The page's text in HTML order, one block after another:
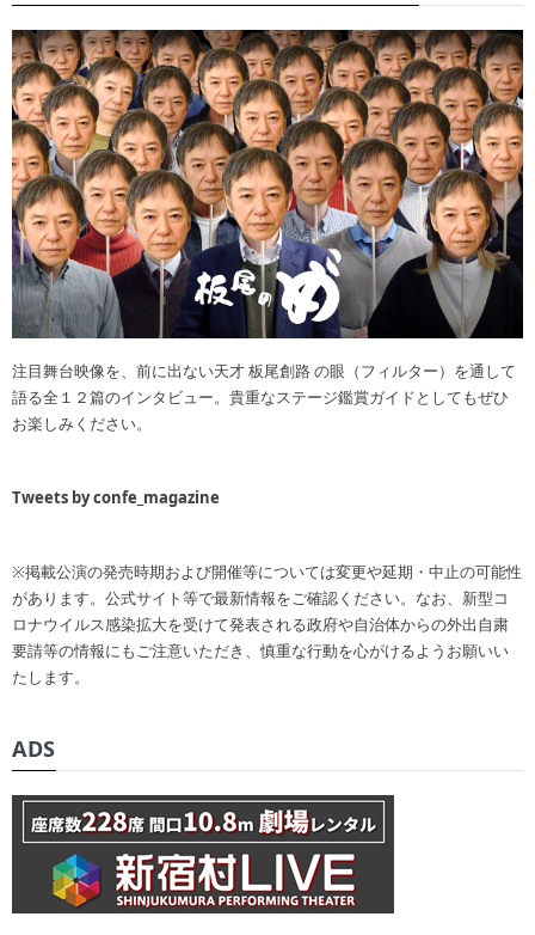
注目舞台映像を、前に出ない天才 板尾創路 の眼（フィルター）を通して
語る全１２篇のインタビュー。貴重なステージ鑑賞ガイドとしてもぜひ
お楽しみください。
Tweets by confe_magazine
※掲載公演の発売時期および開催等については変更や延期・中止の可能性
があります。公式サイト等で最新情報をご確認ください。なお、新型コ
ロナウイルス感染拡大を受けて発表される政府や自治体からの外出自粛
要請等の情報にもご注意いただき、慎重な行動を心がけるようお願いい
たします。
ADS